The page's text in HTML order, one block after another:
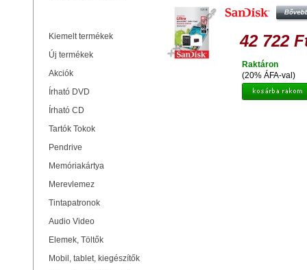
Kiemelt termékek
Új termékek
Akciók
Írható DVD
Írható CD
Tartók Tokok
Pendrive
Memóriakártya
Merevlemez
Tintapatronok
Audio Video
Elemek, Töltők
Mobil, tablet, kiegészítők
CLASS 10 (90 MB/S) +
42 722
(20% ÁFA-val)
Raktáron